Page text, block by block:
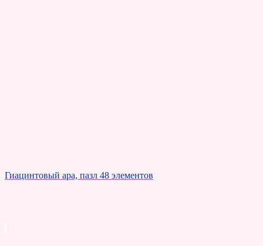
Гиацинтовый ара, пазл 48 элементов